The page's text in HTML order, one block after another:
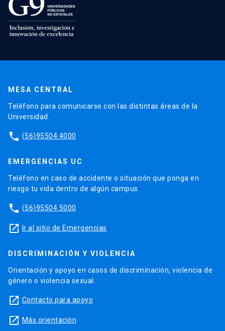
MESA CENTRAL
Teléfono para comunicarse con las distintas áreas de la
Universidad.
phone (56)95504 4000
EMERGENCIAS UC
Teléfono en caso de accidente o situación que ponga en
riesgo tu vida dentro de algún campus.
phone (56)95504 5000
launch Ir al sitio de Emergencias
DISCRIMINACIÓN Y VIOLENCIA
Orientación y apoyo en casos de discriminación, violencia de
género o violencia sexual.
launch Contacto para apoyo
launch Más orientación